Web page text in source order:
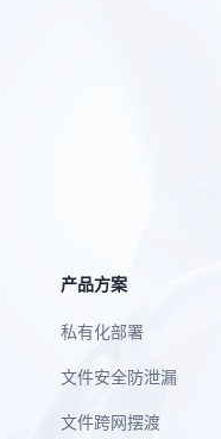
产品方案
私有化部署
文件安全防泄漏
文件跨网摆渡